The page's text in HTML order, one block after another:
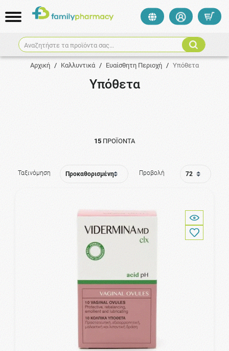
Αναζητήστε τα προϊόντα σας...
Αρχική / Καλλυντικά / Ευαίσθητη Περιοχή / Υπόθετα
Υπόθετα
15 ΠΡΟΪΌΝΤΑ
Ταξινόμηση Προβολή